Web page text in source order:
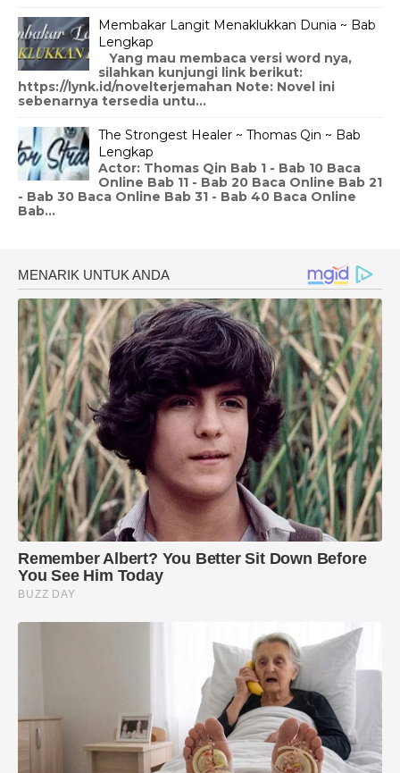
Membakar Langit Menaklukkan Dunia ~ Bab
Lengkap
Yang mau membaca versi word nya,
silahkan kunjungi link berikut:
https://lynk.id/novelterjemahan Note: Novel ini
sebenarnya tersedia untu...
The Strongest Healer ~ Thomas Qin ~ Bab
Lengkap
Actor: Thomas Qin Bab 1 - Bab 10 Baca
Online Bab 11 - Bab 20 Baca Online Bab 21
- Bab 30 Baca Online Bab 31 - Bab 40 Baca Online
Bab...